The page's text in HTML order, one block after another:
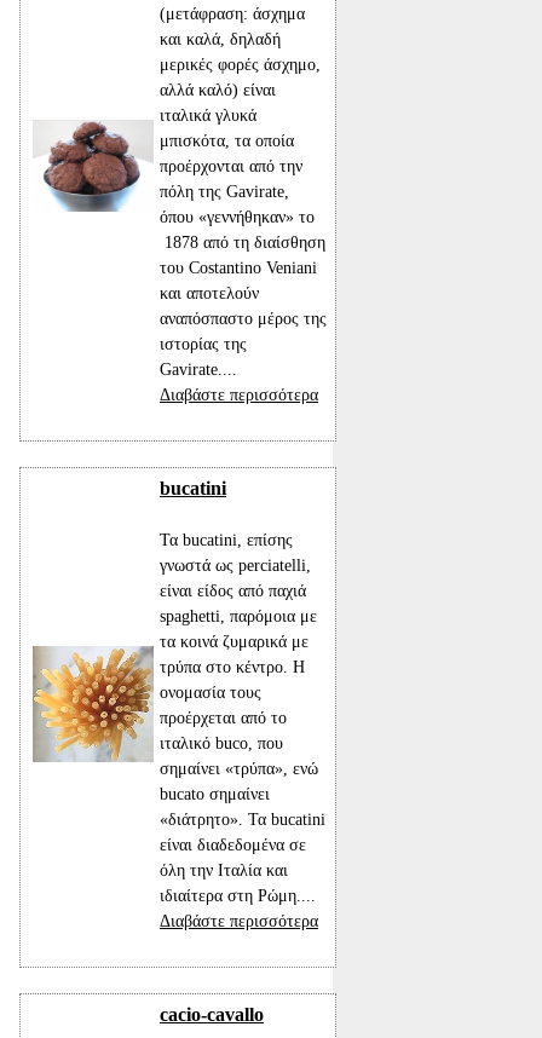
(μετάφραση: άσχημα
και καλά, δηλαδή
μερικές φορές άσχημο,
αλλά καλό) είναι
ιταλικά γλυκά
μπισκότα, τα οποία
προέρχονται από την
πόλη της Gavirate,
όπου «γεννήθηκαν» το
1878 από τη διαίσθηση
του Costantino Veniani
και αποτελούν
αναπόσπαστο μέρος της
ιστορίας της
Gavirate....
Διαβάστε περισσότερα
bucatini
Τα bucatini, επίσης
γνωστά ως perciatelli,
είναι είδος από παχιά
spaghetti, παρόμοια με
τα κοινά ζυμαρικά με
τρύπα στο κέντρο. Η
ονομασία τους
προέρχεται από το
ιταλικό buco, που
σημαίνει «τρύπα», ενώ
bucato σημαίνει
«διάτρητο». Τα bucatini
είναι διαδεδομένα σε
όλη την Ιταλία και
ιδιαίτερα στη Ρώμη....
Διαβάστε περισσότερα
cacio-cavallo